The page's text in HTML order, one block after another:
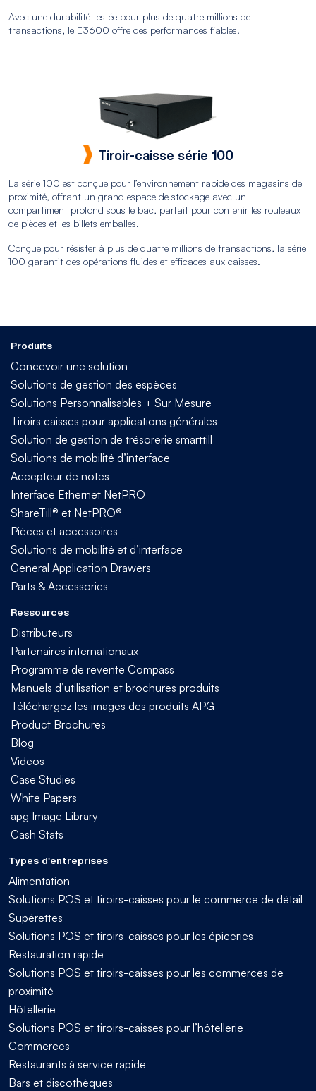
Avec une durabilité testée pour plus de quatre millions de
transactions, le E3600 offre des performances fiables.
Tiroir-caisse série 100
La série 100 est conçue pour l’environnement rapide des magasins de
proximité, offrant un grand espace de stockage avec un
compartiment profond sous le bac, parfait pour contenir les rouleaux
de pièces et les billets emballés.
Conçue pour résister à plus de quatre millions de transactions, la série
100 garantit des opérations fluides et efficaces aux caisses.
Produits
Concevoir une solution
Solutions de gestion des espèces
Solutions Personnalisables + Sur Mesure
Tiroirs caisses pour applications générales
Solution de gestion de trésorerie smarttill
Solutions de mobilité d’interface
Accepteur de notes
Interface Ethernet NetPRO
ShareTill® et NetPRO®
Pièces et accessoires
Solutions de mobilité et d’interface
General Application Drawers
Parts & Accessories
Ressources
Distributeurs
Partenaires internationaux
Programme de revente Compass
Manuels d’utilisation et brochures produits
Téléchargez les images des produits APG
Product Brochures
Blog
Videos
Case Studies
White Papers
apg Image Library
Cash Stats
Types d'entreprises
Alimentation
Solutions POS et tiroirs-caisses pour le commerce de détail
Supérettes
Solutions POS et tiroirs-caisses pour les épiceries
Restauration rapide
Solutions POS et tiroirs-caisses pour les commerces de
proximité
Hôtellerie
Solutions POS et tiroirs-caisses pour l’hôtellerie
Commerces
Restaurants à service rapide
Bars et discothèques